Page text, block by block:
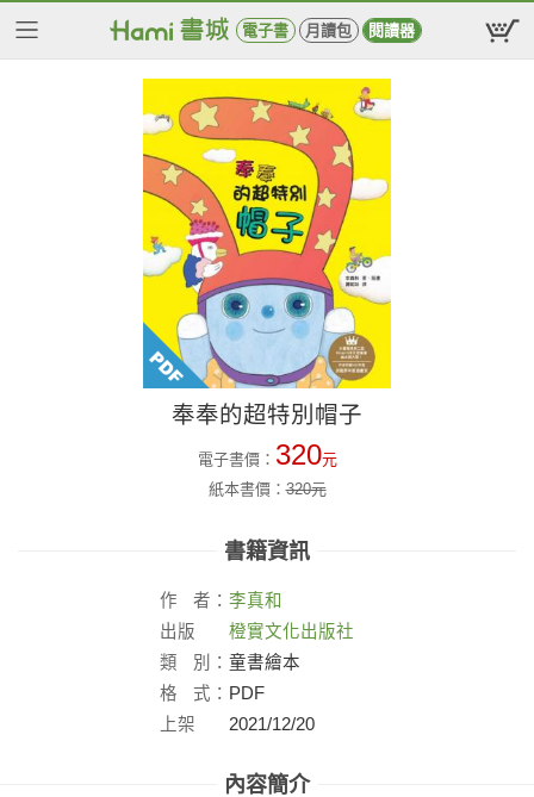
電子書 月讀包 閱讀器
奉奉的超特別帽子
電子書價： 320元
紙本書價：320元
書籍資訊
作 者： 李真和
出版
社：
橙實文化出版社
類
別： 童書繪本
格
式： PDF
上架
2021/12/20
內容簡介